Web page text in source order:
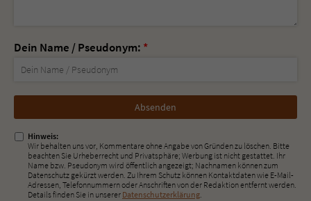
Dein Name / Pseudonym: *
Nicht
ausfüllen!
Hinweis:
Wir behalten uns vor, Kommentare ohne Angabe von Gründen zu löschen. Bitte
beachten Sie Urheberrecht und Privatsphäre; Werbung ist nicht gestattet. Ihr
Name bzw. Pseudonym wird öffentlich angezeigt; Nachnamen können zum
Datenschutz gekürzt werden. Zu Ihrem Schutz können Kontaktdaten wie E-Mail-
Adressen, Telefonnummern oder Anschriften von der Redaktion entfernt werden.
Details finden Sie in unserer Datenschutzerklärung.